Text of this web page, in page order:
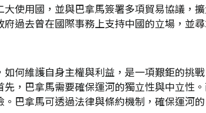
使用國，並與巴拿馬簽署多項貿易協議，
過去曾在國際事務上支持中國的立場，並
何維護自身主權與利益，是一項艱鉅的挑
，巴拿馬需要確保運河的獨立性與中立性
巴拿馬可透過法律與條約機制，確保運河